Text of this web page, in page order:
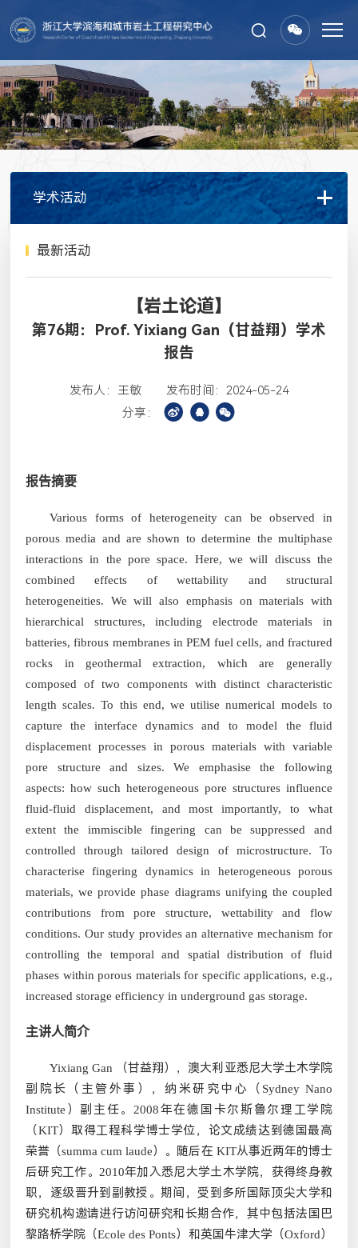
学术活动
最新活动
【岩土论道】
第76期：Prof. Yixiang Gan（甘益翔）学术
报告
发布人：王敏
发布时间：2024-05-24
分享：
报告摘要
Various forms of heterogeneity can be observed in
porous media and are shown to determine the multiphase
interactions in the pore space. Here, we will discuss the
combined effects of wettability and structural
heterogeneities. We will also emphasis on materials with
hierarchical structures, including electrode materials in
batteries, fibrous membranes in PEM fuel cells, and fractured
rocks in geothermal extraction, which are generally
composed of two components with distinct characteristic
length scales. To this end, we utilise numerical models to
capture the interface dynamics and to model the fluid
displacement processes in porous materials with variable
pore structure and sizes. We emphasise the following
aspects: how such heterogeneous pore structures influence
fluid-fluid displacement, and most importantly, to what
extent the immiscible fingering can be suppressed and
controlled through tailored design of microstructure. To
characterise fingering dynamics in heterogeneous porous
materials, we provide phase diagrams unifying the coupled
contributions from pore structure, wettability and flow
conditions. Our study provides an alternative mechanism for
controlling the temporal and spatial distribution of fluid
phases within porous materials for specific applications, e.g.,
increased storage efficiency in underground gas storage.
主讲人简介
Yixiang Gan
（甘益翔），澳大利亚悉尼大学土木学院
副院长（主管外事），纳米研究中心（ Sydney Nano
Institute ）副主任。 2008年在德国卡尔斯鲁尔理工学院
（KIT）取得工程科学博士学位，论文成绩达到德国最高
荣誉（summa cum laude）。随后在 KIT从事近两年的博士
后研究工作。
2010年加入悉尼大学土木学院，获得终身教
职，逐级晋升到副教授。期间，受到多所国际顶尖大学和
研究机构邀请进行访问研究和长期合作，其中包括法国巴
黎路桥学院（Ecole des Ponts）和英国牛津大学（Oxford）